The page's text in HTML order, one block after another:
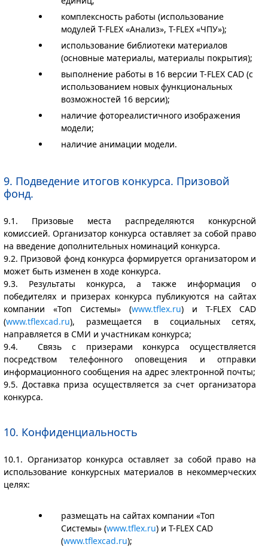
комплексность работы (использование
модулей T-FLEX «Анализ», T-FLEX «ЧПУ»);
использование библиотеки материалов
(основные материалы, материалы покрытия);
выполнение работы в 16 версии T-FLEX CAD (с
использованием новых функциональных
возможностей 16 версии);
наличие фотореалистичного изображения
модели;
наличие анимации модели.
9. Подведение итогов конкурса. Призовой
фонд.
9.1. Призовые места распределяются конкурсной
комиссией. Организатор конкурса оставляет за собой право
на введение дополнительных номинаций конкурса.
9.2. Призовой фонд конкурса формируется организатором и
может быть изменен в ходе конкурса.
9.3. Результаты конкурса, а также информация о
победителях и призерах конкурса публикуются на сайтах
компании «Топ Системы» (www.tflex.ru) и T-FLEX CAD
(www.tflexcad.ru), размещается в социальных сетях,
направляется в СМИ и участникам конкурса;
9.4. Связь с призерами конкурса осуществляется
посредством телефонного оповещения и отправки
информационного сообщения на адрес электронной почты;
9.5. Доставка приза осуществляется за счет организатора
конкурса.
10. Конфиденциальность
10.1. Организатор конкурса оставляет за собой право на
использование конкурсных материалов в некоммерческих
целях:
размещать на сайтах компании «Топ
Системы» (www.tflex.ru) и T-FLEX CAD
(www.tflexcad.ru);